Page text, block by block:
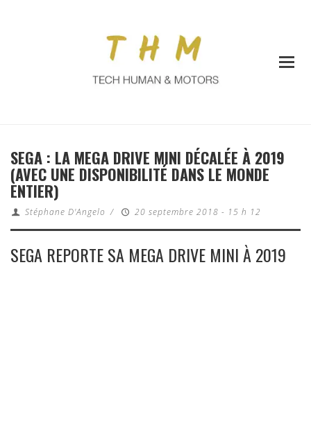
SEGA : LA MEGA DRIVE MINI DÉCALÉE À 2019
(AVEC UNE DISPONIBILITÉ DANS LE MONDE
ENTIER)
Stéphane D'Angelo / 20 septembre 2018 - 15 h 12
SEGA REPORTE SA MEGA DRIVE MINI À 2019